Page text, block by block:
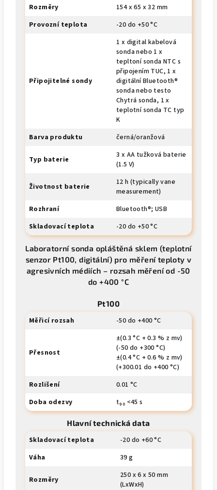
Rozměry
154 x 65 x 32 mm
Provozní teplota
-20 do +50 °C
Připojitelné sondy
1 x digital kabelová
sonda nebo 1 x
tepltoní sonda NTC s
připojením TUC, 1 x
digitální Bluetooth®
sonda nebo testo
Chytrá sonda, 1 x
teplotní sonda TC typ
K
Barva produktu
černá/oranžová
Typ baterie
3 x AA tužková baterie
(1.5 V)
Životnost baterie
12 h (typically vane
measurement)
Rozhraní
Bluetooth®; USB
Skladovací teplota
-20 do +50 °C
Laboratorní sonda opláštěná sklem (teplotní
senzor Pt100, digitální) pro měření teploty v
agresivních médiích – rozsah měření od -50
do +400 °C
Pt100
Měřicí rozsah -50 do +400 °C
Přesnost
±(0.3 °C + 0.3 % z mv)
(-50 do +300 °C)
±(0.4 °C + 0.6 % z mv)
(+300.01 do +400 °C)
Rozlišení
0.01 °C
Doba odezvy
t₉₀ <45 s
Hlavní technická data
Skladovací teplota
-20 do +60 °C
Váha
39 g
Rozměry
250 x 6 x 50 mm
(LxWxH)